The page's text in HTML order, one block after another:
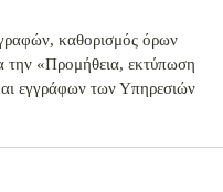
καθορισμός όρων
την «Προμήθεια, εκτύπωση
εγγράφων των Υπηρεσιών